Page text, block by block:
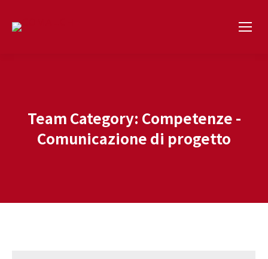
Team Category: Competenze -
Comunicazione di progetto